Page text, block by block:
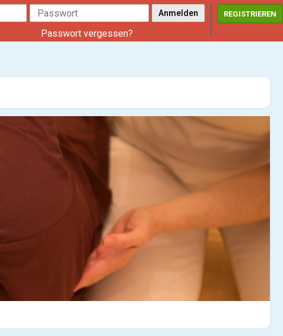
Passwort vergessen?
REGISTRIEREN